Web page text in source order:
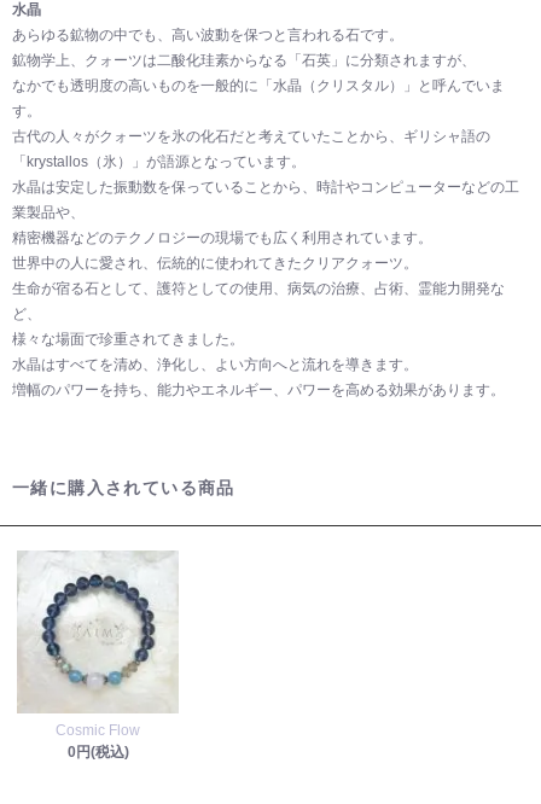
水晶
あらゆる鉱物の中でも、高い波動を保つと言われる石です。
鉱物学上、クォーツは二酸化珪素からなる「石英」に分類されますが、
なかでも透明度の高いものを一般的に「水晶（クリスタル）」と呼んでいま
す。
古代の人々がクォーツを氷の化石だと考えていたことから、ギリシャ語の
「krystallos（氷）」が語源となっています。
水晶は安定した振動数を保っていることから、時計やコンピューターなどの工
業製品や、
精密機器などのテクノロジーの現場でも広く利用されています。
世界中の人に愛され、伝統的に使われてきたクリアクォーツ。
生命が宿る石として、護符としての使用、病気の治療、占術、霊能力開発な
ど、
様々な場面で珍重されてきました。
水晶はすべてを清め、浄化し、よい方向へと流れを導きます。
増幅のパワーを持ち、能力やエネルギー、パワーを高める効果があります。
一緒に購入されている商品
Cosmic Flow
0円(税込)